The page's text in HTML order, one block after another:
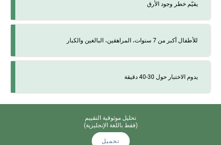
يقيّم خطر وجود الأرق
للأطفال أكبر من 7 سنوات، المراهقين، البالغين والكبار
يدوم الاختبار حول 30-40 دقيقة
تحليل موثوقية التقييم
(فقط باللغة الإنجليزية)
تحميل